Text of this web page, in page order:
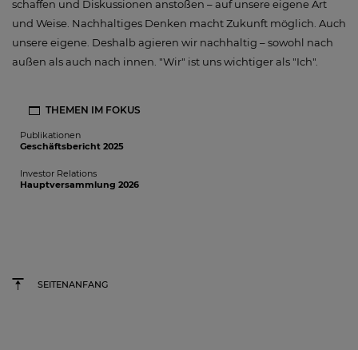
schaffen und Diskussionen anstoßen – auf unsere eigene Art
und Weise. Nachhaltiges Denken macht Zukunft möglich. Auch
unsere eigene. Deshalb agieren wir nachhaltig – sowohl nach
außen als auch nach innen. "Wir" ist uns wichtiger als "Ich".
THEMEN IM FOKUS
Publikationen
Geschäftsbericht 2025
Investor Relations
Hauptversammlung 2026
SEITENANFANG